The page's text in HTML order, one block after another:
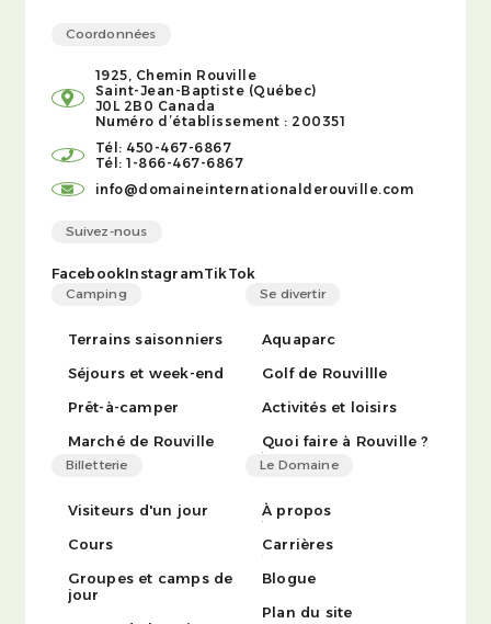
Coordonnées
1925, Chemin Rouville
Saint-Jean-Baptiste (Québec)
J0L 2B0 Canada
Numéro d’établissement : 200351
Tél: 450-467-6867
Tél: 1-866-467-6867
info@domaineinternationalderouville.com
Suivez-nous
FacebookInstagramTikTok
Camping
Terrains saisonniers
Séjours et week-end
Prêt-à-camper
Marché de Rouville
Se divertir
Aquaparc
Golf de Rouvillle
Activités et loisirs
Quoi faire à Rouville ?
Billetterie
Visiteurs d'un jour
Cours
Groupes et camps de
jour
Le Domaine
À propos
Carrières
Blogue
Plan du site